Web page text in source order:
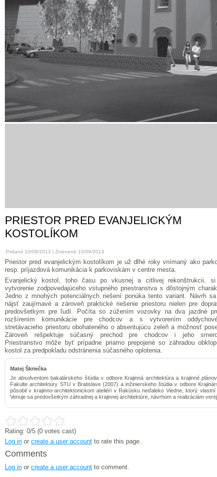
PRIESTOR PRED EVANJELICKÝM
KOSTOLÍKOM
Pridané 10/09/2013 | Zmenené 10/09/2013
Priestor pred evanjelickým kostolíkom je už dlhé roky vnímaný ako
resp. príjazdová komunikácia k parkoviskám v centre mesta.
Evanjelický kostol, toho času po vkusnej a citlivej rekonštrukcii, si
vytvorenie zodpovedajúceho vstupného priestranstva s dôstojným
Jedno z mnohých potenciálnych riešení ponúka tento variant. Návrh
nájsť zaujímavé a zároveň praktické riešenie priestoru nielen pre
predovšetkým pre ľudí. Počíta so zúžením vozovky na dva jazdné
rozšírením komunikácie pre chodcov a s vytvorením
stretávacieho priestoru obohateného o absentujúcu zeleň a možnosť
Zároveň rešpektuje súčasný prechod pre chodcov i jeho
Priestranstvo môže byť prípadne priamo prepojené so záhradou
kostol za predpokladu odstránenia súčasného oplotenia.
Matej Škriečka
Je absolventom bakalárskeho štúdia v odbore Krajinná architektúra a krajinné
Fakulte architektúry STU v Bratislave (2007) a inžinierskeho štúdia v odbore
pôsobil v krajinno-architektonickom ateliéri v Rakúsku neďaleko Viedne, ktorý
Venuje sa predovšetkým záhradnej a krajinnej architektúre, návrhom a realizáciám
Rating: 0/5 (0 votes cast)
Log in or create a user account to rate this page.
Comments
Log in or create a user account to comment.